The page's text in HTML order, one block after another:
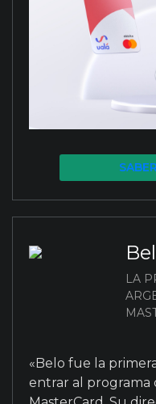
LA
«Belo fue la
entrar al programa